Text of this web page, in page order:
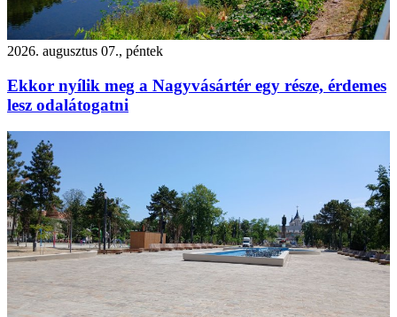
2026. augusztus 07., péntek
Ekkor nyílik meg a Nagyvásártér egy része, érdemes
lesz odalátogatni